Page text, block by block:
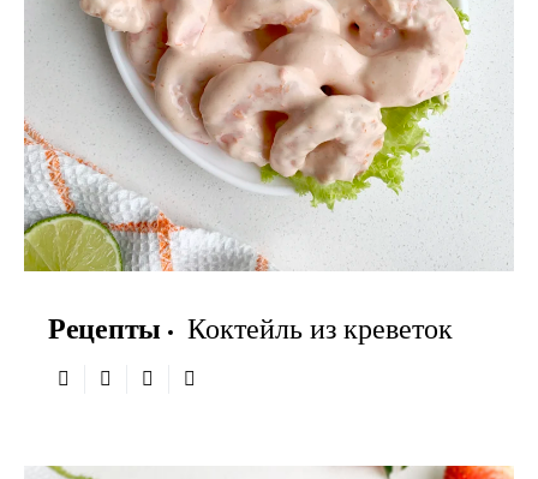
Рецепты Коктейль из креветок